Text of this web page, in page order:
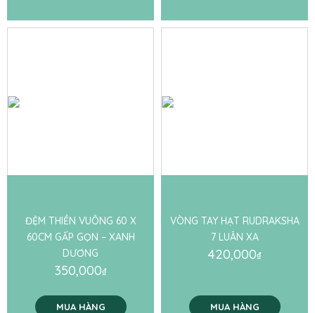
ĐỆM THIỀN VUÔNG 60 X
60CM GẤP GỌN – XANH
DƯƠNG
350,000₫
MUA HÀNG
VÒNG TAY HẠT RUDRAKSHA
7 LUÂN XA
420,000₫
MUA HÀNG